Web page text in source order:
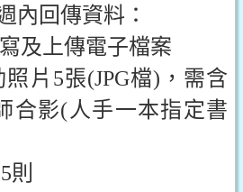
內回傳資料：
及上傳電子檔案
片5張(JPG檔)，需含
合影(人手一本指定書
則